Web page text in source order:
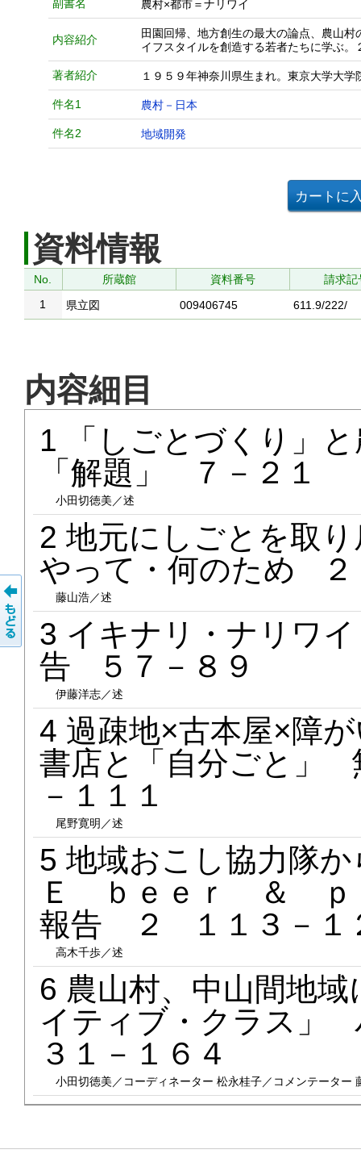
副書名 農村×都市＝ナリワイ
内容紹介
田園回帰、地方創生の最大の論点、農山
イフスタイルを創造する若者たちに学ぶ
著者紹介 １９５９年神奈川県生まれ。東京大学大
件名1 農村－日本
件名2 地域開発
資料情報
No. 所蔵館 資料番号
請求記
1
県立図 009406745 611.9/222/
内容細目
1 「しごとづくり」
「解題」 ７－２１
小田切徳美／述
2 地元にしごとを取
やって・何のため ２
藤山浩／述
3 イキナリ・ナリワ
告 ５７－８９
伊藤洋志／述
4 過疎地×古本屋×障
書店と「自分ごと」
－１１１
尾野寛明／述
5 地域おこし協力隊
Ｅ ｂｅｅｒ ＆ ｐ
報告 ２ １１３－１
高木千歩／述
6 農山村、中山間地
イティブ・クラス」
３１－１６４
小田切徳美／コーディネーター 松永桂子／コメンテーター